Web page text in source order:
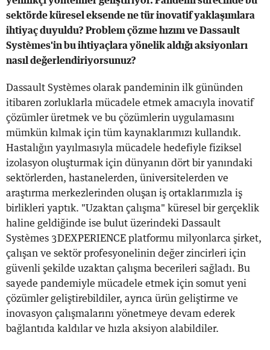
sektörde küresel eksende ne tür inovatif yaklaşımlara
ihtiyaç duyuldu? Problem çözme hızını ve Dassault
Systèmes'in bu ihtiyaçlara yönelik aldığı aksiyonları
nasıl değerlendiriyorsunuz?
Dassault Systèmes olarak pandeminin ilk gününden
itibaren zorluklarla mücadele etmek amacıyla inovatif
çözümler üretmek ve bu çözümlerin uygulamasını
mümkün kılmak için tüm kaynaklarımızı kullandık.
Hastalığın yayılmasıyla mücadele hedefiyle fiziksel
izolasyon oluşturmak için dünyanın dört bir yanındaki
sektörlerden, hastanelerden, üniversitelerden ve
araştırma merkezlerinden oluşan iş ortaklarımızla iş
birlikleri yaptık. "Uzaktan çalışma" küresel bir gerçeklik
haline geldiğinde ise bulut üzerindeki Dassault
Systèmes 3DEXPERIENCE platformu milyonlarca şirket,
çalışan ve sektör profesyonelinin değer zincirleri için
güvenli şekilde uzaktan çalışma becerileri sağladı. Bu
sayede pandemiyle mücadele etmek için somut yeni
çözümler geliştirebildiler, ayrıca ürün geliştirme ve
inovasyon çalışmalarını yönetmeye devam ederek
bağlantıda kaldılar ve hızla aksiyon alabildiler.